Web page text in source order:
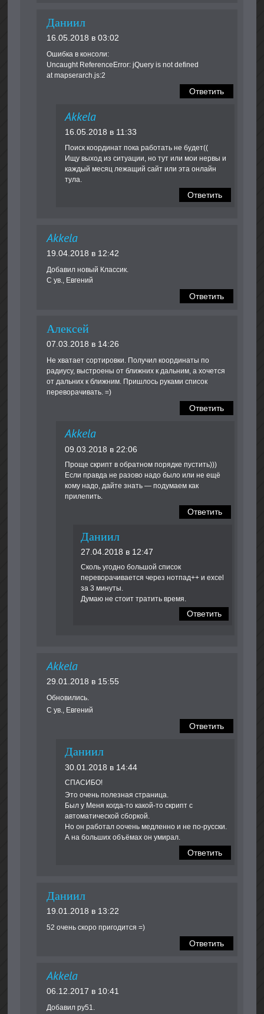
Даниил
16.05.2018 в 03:02
Ошибка в консоли:
Uncaught ReferenceError: jQuery is not defined
at mapserarch.js:2
Ответить
Akkela
16.05.2018 в 11:33
Поиск координат пока работать не будет((
Ищу выход из ситуации, но тут или мои нервы и
каждый месяц лежащий сайт или эта онлайн
тула.
Ответить
Akkela
19.04.2018 в 12:42
Дoбавил новый Классик.
С ув., Евгений
Ответить
Алексей
07.03.2018 в 14:26
Не хватает сортировки. Получил координаты по
радиусу, выстроены от ближних к дальним, а хочется
от дальних к ближним. Пришлось руками список
переворачивать. =)
Ответить
Akkela
09.03.2018 в 22:06
Проще скрипт в обратном порядке пустить)))
Если правда не разово надо было или не ещё
кому надо, дайте знать — подумаем как
прилепить.
Ответить
Даниил
27.04.2018 в 12:47
Сколь угодно большой список
переворачивается через нотпад++ и excel
за 3 минуты.
Думаю не стоит тратить время.
Ответить
Akkela
29.01.2018 в 15:55
Обновились.
С ув., Евгений
Ответить
Даниил
30.01.2018 в 14:44
СПАСИБО!
Это очень полезная страница.
Был у Меня когда-то какой-то скрипт с
автоматической сборкой.
Но он работал оочень медленно и не по-русски.
А на больших объёмах он умирал.
Ответить
Даниил
19.01.2018 в 13:22
52 очень скоро пригодится =)
Ответить
Akkela
06.12.2017 в 10:41
Добавил ру51.